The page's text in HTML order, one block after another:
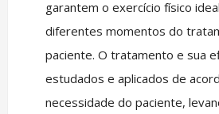
garantem o exercício físico
diferentes momentos do
paciente. O tratamento e sua
estudados e aplicados de
necessidade do paciente,